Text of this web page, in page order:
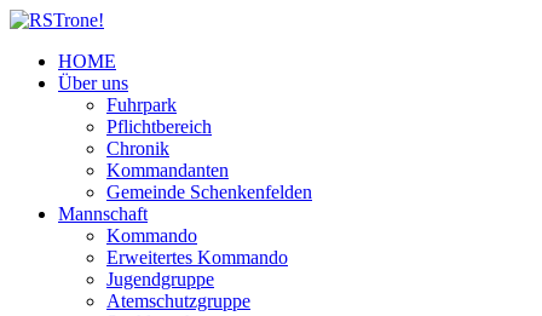
HOME
Über uns
Fuhrpark
Pflichtbereich
Chronik
Kommandanten
Gemeinde Schenkenfelden
Mannschaft
Kommando
Erweitertes Kommando
Jugendgruppe
Atemschutzgruppe